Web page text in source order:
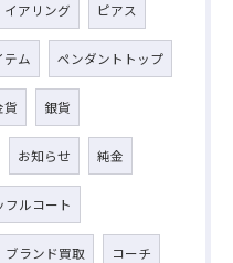
イアリング ピアス
テム ペンダントトップ
貨 銀貨
お知らせ 純金
フルコート
ブランド買取 コーチ